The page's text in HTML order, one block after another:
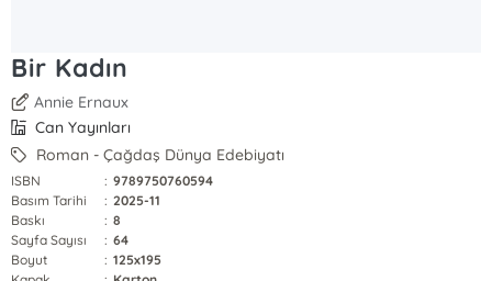
Bir Kadın
Annie Ernaux
Can Yayınları
Roman - Çağdaş Dünya Edebiyatı
ISBN : 9789750760594
Basım Tarihi
: 2025-11
Baskı
: 8
Sayfa Sayısı
: 64
Boyut
: 125x195